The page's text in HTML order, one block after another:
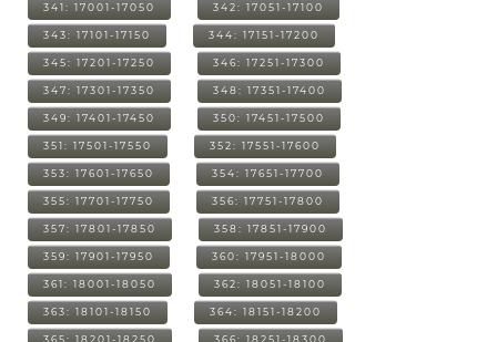
341: 17001-17050 342: 17051-17100
343: 17101-17150 344: 17151-17200
345: 17201-17250 346: 17251-17300
347: 17301-17350 348: 17351-17400
349: 17401-17450 350: 17451-17500
351: 17501-17550 352: 17551-17600
353: 17601-17650 354: 17651-17700
355: 17701-17750 356: 17751-17800
357: 17801-17850 358: 17851-17900
359: 17901-17950 360: 17951-18000
361: 18001-18050 362: 18051-18100
363: 18101-18150 364: 18151-18200
365: 18201-18250 366: 18251-18300